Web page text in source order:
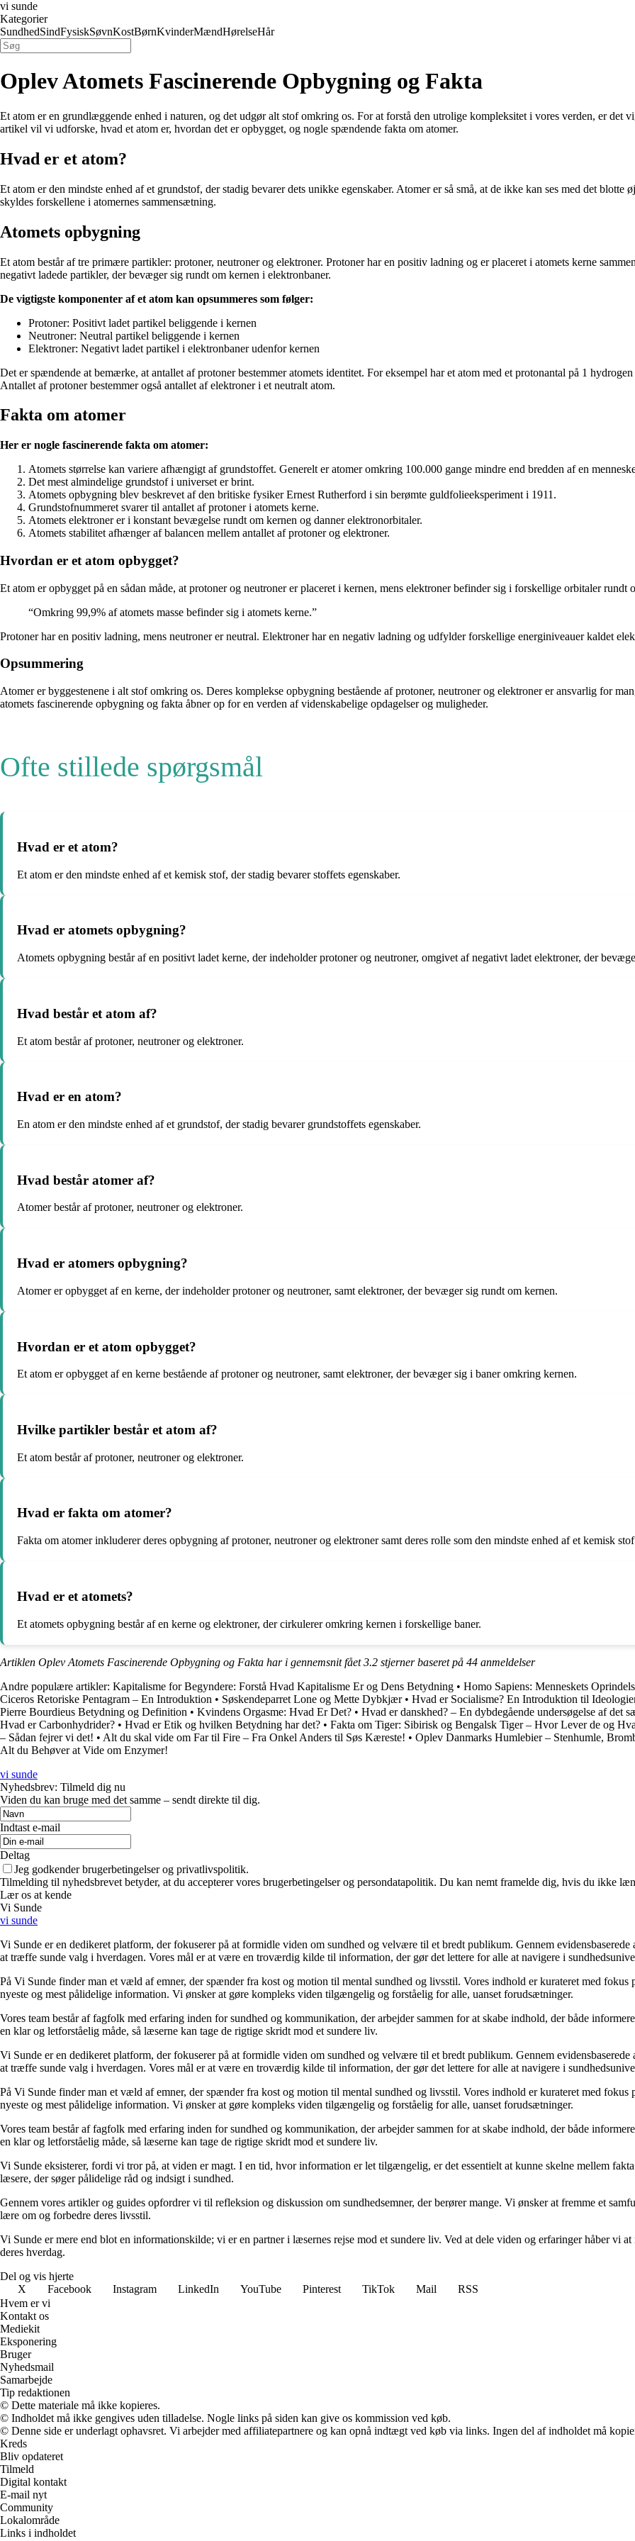
vi sunde
Kategorier
SundhedSindFysiskSøvnKostBørnKvinderMændHørelseHår
Oplev Atomets Fascinerende Opbygning og Fakta
Et atom er en grundlæggende enhed i naturen, og det udgør alt stof omkring os. For at forstå den utrolige kompleksitet i vores verden, er det
artikel vil vi udforske, hvad et atom er, hvordan det er opbygget, og nogle spændende fakta om atomer.
Hvad er et atom?
Et atom er den mindste enhed af et grundstof, der stadig bevarer dets unikke egenskaber. Atomer er så små, at de ikke kan ses med det
skyldes forskellene i atomernes sammensætning.
Atomets opbygning
Et atom består af tre primære partikler: protoner, neutroner og elektroner. Protoner har en positiv ladning og er placeret i atomets kerne
negativt ladede partikler, der bevæger sig rundt om kernen i elektronbaner.
De vigtigste komponenter af et atom kan opsummeres som følger:
Protoner: Positivt ladet partikel beliggende i kernen
Neutroner: Neutral partikel beliggende i kernen
Elektroner: Negativt ladet partikel i elektronbaner udenfor kernen
Det er spændende at bemærke, at antallet af protoner bestemmer atomets identitet. For eksempel har et atom med et protonantal på 1
Antallet af protoner bestemmer også antallet af elektroner i et neutralt atom.
Fakta om atomer
Her er nogle fascinerende fakta om atomer:
Atomets størrelse kan variere afhængigt af grundstoffet. Generelt er atomer omkring 100.000 gange mindre end bredden af en
Det mest almindelige grundstof i universet er brint.
Atomets opbygning blev beskrevet af den britiske fysiker Ernest Rutherford i sin berømte guldfolieeksperiment i 1911.
Grundstofnummeret svarer til antallet af protoner i atomets kerne.
Atomets elektroner er i konstant bevægelse rundt om kernen og danner elektronorbitaler.
Atomets stabilitet afhænger af balancen mellem antallet af protoner og elektroner.
Hvordan er et atom opbygget?
Et atom er opbygget på en sådan måde, at protoner og neutroner er placeret i kernen, mens elektroner befinder sig i forskellige orbitaler rundt
“Omkring 99,9% af atomets masse befinder sig i atomets kerne.”
Protoner har en positiv ladning, mens neutroner er neutral. Elektroner har en negativ ladning og udfylder forskellige energiniveauer kaldet
Opsummering
Atomer er byggestenene i alt stof omkring os. Deres komplekse opbygning bestående af protoner, neutroner og elektroner er ansvarlig for
atomets fascinerende opbygning og fakta åbner op for en verden af videnskabelige opdagelser og muligheder.
Ofte stillede spørgsmål
Hvad er et atom?
Et atom er den mindste enhed af et kemisk stof, der stadig bevarer stoffets egenskaber.
Hvad er atomets opbygning?
Atomets opbygning består af en positivt ladet kerne, der indeholder protoner og neutroner, omgivet af negativt ladet elektroner, der
Hvad består et atom af?
Et atom består af protoner, neutroner og elektroner.
Hvad er en atom?
En atom er den mindste enhed af et grundstof, der stadig bevarer grundstoffets egenskaber.
Hvad består atomer af?
Atomer består af protoner, neutroner og elektroner.
Hvad er atomers opbygning?
Atomer er opbygget af en kerne, der indeholder protoner og neutroner, samt elektroner, der bevæger sig rundt om kernen.
Hvordan er et atom opbygget?
Et atom er opbygget af en kerne bestående af protoner og neutroner, samt elektroner, der bevæger sig i baner omkring kernen.
Hvilke partikler består et atom af?
Et atom består af protoner, neutroner og elektroner.
Hvad er fakta om atomer?
Fakta om atomer inkluderer deres opbygning af protoner, neutroner og elektroner samt deres rolle som den mindste enhed af et kemisk
Hvad er et atomets?
Et atomets opbygning består af en kerne og elektroner, der cirkulerer omkring kernen i forskellige baner.
Artiklen Oplev Atomets Fascinerende Opbygning og Fakta har i gennemsnit fået3.2 stjerner baseret på 44 anmeldelser
Andre populære artikler: Kapitalisme for Begyndere: Forstå Hvad Kapitalisme Er og Dens Betydning • Homo Sapiens: Menneskets
Ciceros Retoriske Pentagram – En Introduktion • Søskendeparret Lone og Mette Dybkjær• Hvad er Socialisme? En Introduktion til
Pierre Bourdieus Betydning og Definition • Kvindens Orgasme: Hvad Er Det? • Hvad er danskhed? – En dybdegående undersøgelse af det
Hvad er Carbonhydrider? • Hvad er Etik og hvilken Betydning har det? • Fakta om Tiger: Sibirisk og Bengalsk Tiger – Hvor Lever de og
– Sådan fejrer vi det! • Alt du skal vide om Far til Fire – Fra Onkel Anders til Søs Kæreste! • Oplev Danmarks Humlebier – Stenhumle,
Alt du Behøver at Vide om Enzymer!
vi sunde
Nyhedsbrev: Tilmeld dig nu
Viden du kan bruge med det samme – sendt direkte til dig.
Indtast e-mail
Deltag
Jeg godkender brugerbetingelser og privatlivspolitik.
Tilmelding til nyhedsbrevet betyder, at du accepterer vores brugerbetingelser og persondatapolitik. Du kan nemt framelde dig, hvis du ikke
Lær os at kende
Vi Sunde
vi sunde
Vi Sunde er en dedikeret platform, der fokuserer på at formidle viden om sundhed og velvære til et bredt publikum. Gennem
at træffe sunde valg i hverdagen. Vores mål er at være en troværdig kilde til information, der gør det lettere for alle at navigere i
På Vi Sunde finder man et væld af emner, der spænder fra kost og motion til mental sundhed og livsstil. Vores indhold er kurateret med
nyeste og mest pålidelige information. Vi ønsker at gøre kompleks viden tilgængelig og forståelig for alle, uanset forudsætninger.
Vores team består af fagfolk med erfaring inden for sundhed og kommunikation, der arbejder sammen for at skabe indhold, der både
en klar og letforståelig måde, så læserne kan tage de rigtige skridt mod et sundere liv.
Vi Sunde er en dedikeret platform, der fokuserer på at formidle viden om sundhed og velvære til et bredt publikum. Gennem
at træffe sunde valg i hverdagen. Vores mål er at være en troværdig kilde til information, der gør det lettere for alle at navigere i
På Vi Sunde finder man et væld af emner, der spænder fra kost og motion til mental sundhed og livsstil. Vores indhold er kurateret med
nyeste og mest pålidelige information. Vi ønsker at gøre kompleks viden tilgængelig og forståelig for alle, uanset forudsætninger.
Vores team består af fagfolk med erfaring inden for sundhed og kommunikation, der arbejder sammen for at skabe indhold, der både
en klar og letforståelig måde, så læserne kan tage de rigtige skridt mod et sundere liv.
Vi Sunde eksisterer, fordi vi tror på, at viden er magt. I en tid, hvor information er let tilgængelig, er det essentielt at kunne skelne mellem
læsere, der søger pålidelige råd og indsigt i sundhed.
Gennem vores artikler og guides opfordrer vi til refleksion og diskussion om sundhedsemner, der berører mange. Vi ønsker at fremme et
lære om og forbedre deres livsstil.
Vi Sunde er mere end blot en informationskilde; vi er en partner i læsernes rejse mod et sundere liv. Ved at dele viden og erfaringer håber vi
deres hverdag.
Del og vis hjerte
X
Facebook Instagram LinkedIn YouTube Pinterest TikTok Mail
RSS
Hvem er vi
Kontakt os
Mediekit
Eksponering
Bruger
Nyhedsmail
Samarbejde
Tip redaktionen
© Dette materiale må ikke kopieres.
© Indholdet må ikke gengives uden tilladelse. Nogle links på siden kan give os kommission ved køb.
© Denne side er underlagt ophavsret. Vi arbejder med affiliatepartnere og kan opnå indtægt ved køb via links. Ingen del af indholdet må
Kreds
Bliv opdateret
Tilmeld
Digital kontakt
E-mail nyt
Community
Lokalområde
Links i indholdet